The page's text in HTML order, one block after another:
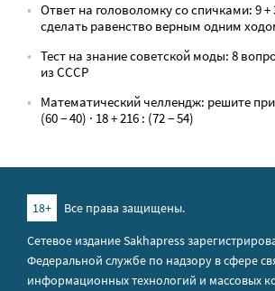
Ответ на головоломку со спичками: 9 +
сделать равенство верным одним
Тест на знание советской моды: 8
из СССР
Математический челлендж: решите
(60 − 40) · 18 + 216 : (72 − 54)
18+
Все права защищены.
Сетевое издание Sakhapress
Федеральной службе по надзору в сфере
информационных технологий и массовых